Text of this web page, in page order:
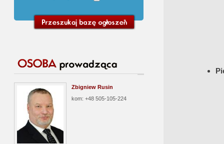
Zbigniew Rusin
kom: +48 505-105-224